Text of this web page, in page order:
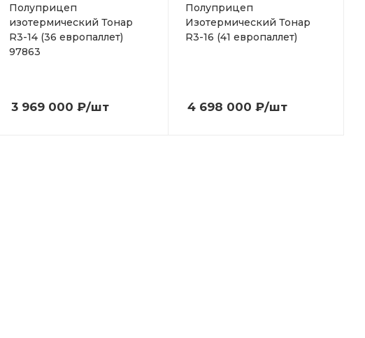
Полуприцеп
изотермический Тонар
R3-14 (36 европаллет)
97863
3 969 000 ₽/шт
Полуприцеп
Изотермический Тонар
R3-16 (41 европаллет)
4 698 000 ₽/шт